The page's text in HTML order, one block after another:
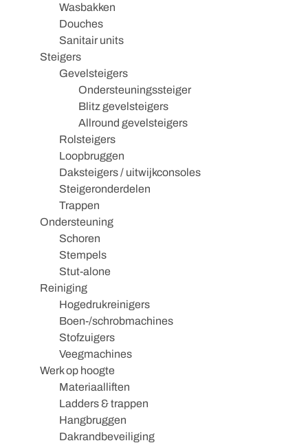
Wasbakken
Douches
Sanitair units
Steigers
Gevelsteigers
Ondersteuningssteiger
Blitz gevelsteigers
Allround gevelsteigers
Rolsteigers
Loopbruggen
Daksteigers / uitwijkconsoles
Steigeronderdelen
Trappen
Ondersteuning
Schoren
Stempels
Stut-alone
Reiniging
Hogedrukreinigers
Boen-/schrobmachines
Stofzuigers
Veegmachines
Werk op hoogte
Materiaalliften
Ladders & trappen
Hangbruggen
Dakrandbeveiliging